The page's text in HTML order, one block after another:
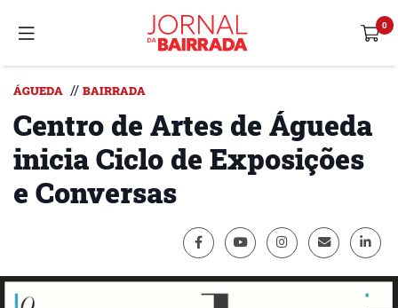
ÁGUEDA // BAIRRADA
Centro de Artes de Águeda
inicia Ciclo de Exposições
e Conversas